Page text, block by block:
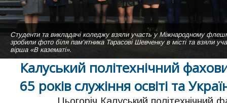
Студенти та викладачі коледжу взяли участь у Міжнародному
зробили фото біля пам’ятника Тарасові Шевченку в місті та взяли
вірша «В казематі».
Навчальний корпус Калуського політехнічного фахового коледжу
Вигляд зі сторони актової зали.
Студентки нашого коледжу виконують пісню "Коледже мій" на сцені
Калуський політехнічний
65 років служіння освіті та